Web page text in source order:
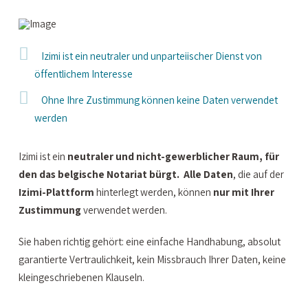
Izimi ist ein neutraler und unparteiischer Dienst von
öffentlichem Interesse
Ohne Ihre Zustimmung können keine Daten verwendet
werden
Izimi ist ein neutraler und nicht-gewerblicher Raum, für
den das belgische Notariat bürgt. Alle Daten, die auf der
Izimi-Plattform hinterlegt werden, können nur mit Ihrer
Zustimmungverwendet werden.
Sie haben richtig gehört: eine einfache Handhabung, absolut
garantierte Vertraulichkeit, kein Missbrauch Ihrer Daten, keine
kleingeschriebenen Klauseln.